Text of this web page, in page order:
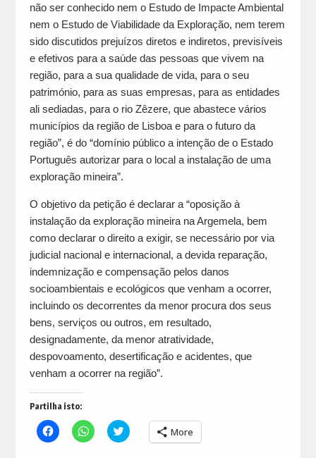
não ser conhecido nem o Estudo de Impacte Ambiental
nem o Estudo de Viabilidade da Exploração, nem terem
sido discutidos prejuízos diretos e indiretos, previsíveis
e efetivos para a saúde das pessoas que vivem na
região, para a sua qualidade de vida, para o seu
património, para as suas empresas, para as entidades
ali sediadas, para o rio Zêzere, que abastece vários
municípios da região de Lisboa e para o futuro da
região”, é do “domínio público a intenção de o Estado
Português autorizar para o local a instalação de uma
exploração mineira”.
O objetivo da petição é declarar a “oposição à
instalação da exploração mineira na Argemela, bem
como declarar o direito a exigir, se necessário por via
judicial nacional e internacional, a devida reparação,
indemnização e compensação pelos danos
socioambientais e ecológicos que venham a ocorrer,
incluindo os decorrentes da menor procura dos seus
bens, serviços ou outros, em resultado,
designadamente, da menor atratividade,
despovoamento, desertificação e acidentes, que
venham a ocorrer na região”.
Partilha isto:
Click
to
Click
to
Click
to More